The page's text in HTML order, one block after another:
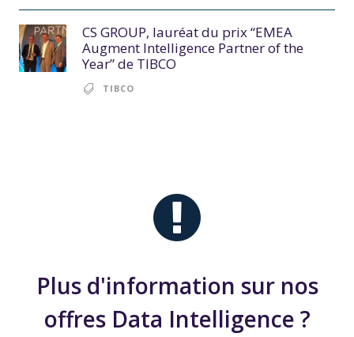
CS GROUP, lauréat du prix “EMEA
Augment Intelligence Partner of the
Year” de TIBCO
TIBCO
Plus d'information sur nos
offres Data Intelligence ?